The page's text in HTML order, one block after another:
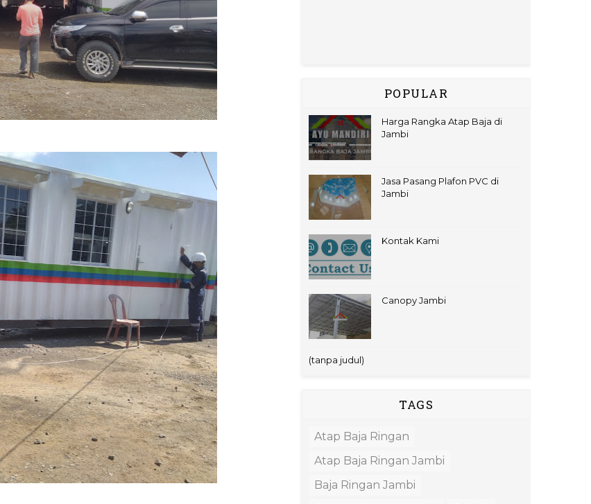
POPULAR
Harga Rangka Atap Baja di
Jambi
Jasa Pasang Plafon PVC di
Jambi
Kontak Kami
Canopy Jambi
(tanpa judul)
TAGS
Atap Baja Ringan
Atap Baja Ringan Jambi
Baja Ringan Jambi